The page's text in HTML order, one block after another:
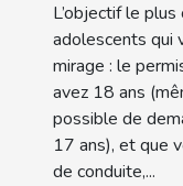
L’objectif le
adolescents qui
mirage : le
avez 18 ans
possible de
17 ans), et que
de conduite,...